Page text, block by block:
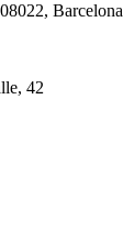
Barcelona
42